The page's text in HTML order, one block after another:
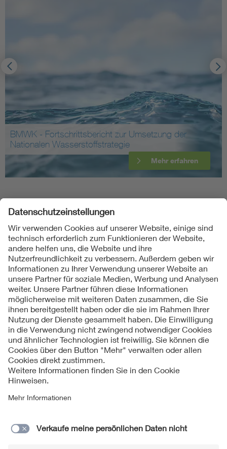
BMWK - Fortschrittsbericht zur Umsetzung der
Nationalen Wasserstoffstrategie
Mehr erfahren
Folgen Sie uns
Kontakte
Service
Impressum
Datenschutzinformationen
Cookie Hinweise
Lieferantenportal